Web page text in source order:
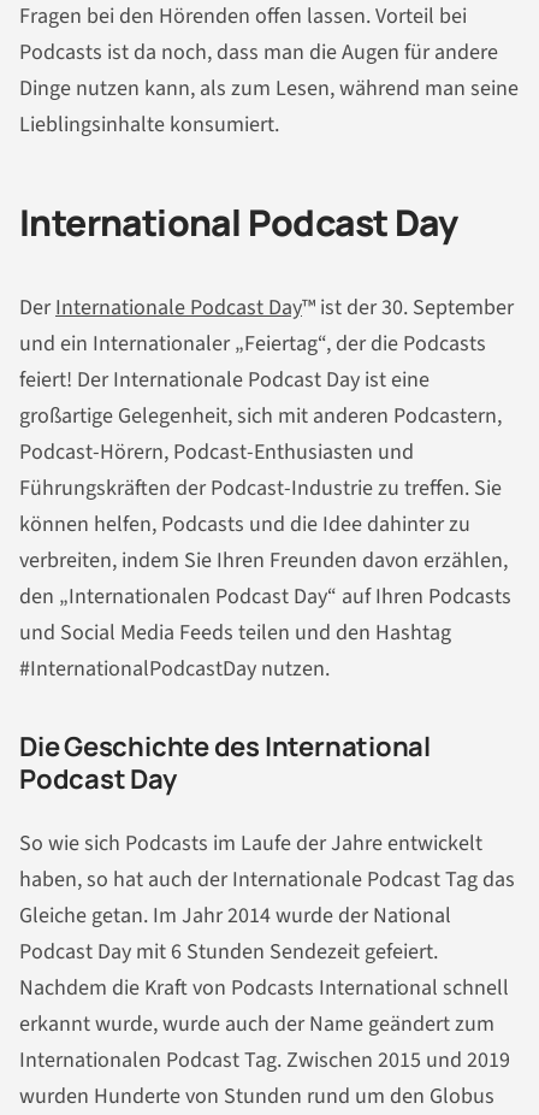
Fragen bei den Hörenden offen lassen. Vorteil bei
Podcasts ist da noch, dass man die Augen für andere
Dinge nutzen kann, als zum Lesen, während man seine
Lieblingsinhalte konsumiert.
International Podcast Day
DerInternationale Podcast Day™ ist der 30. September
und ein Internationaler „Feiertag“, der die Podcasts
feiert! Der Internationale Podcast Day ist eine
großartige Gelegenheit, sich mit anderen Podcastern,
Podcast-Hörern, Podcast-Enthusiasten und
Führungskräften der Podcast-Industrie zu treffen. Sie
können helfen, Podcasts und die Idee dahinter zu
verbreiten, indem Sie Ihren Freunden davon erzählen,
den „Internationalen Podcast Day“ auf Ihren Podcasts
und Social Media Feeds teilen und den Hashtag
#InternationalPodcastDay nutzen.
Die Geschichte des International
Podcast Day
So wie sich Podcasts im Laufe der Jahre entwickelt
haben, so hat auch der Internationale Podcast Tag das
Gleiche getan. Im Jahr 2014 wurde der National
Podcast Day mit 6 Stunden Sendezeit gefeiert.
Nachdem die Kraft von Podcasts International schnell
erkannt wurde, wurde auch der Name geändert zum
Internationalen Podcast Tag. Zwischen 2015 und 2019
wurden Hunderte von Stunden rund um den Globus